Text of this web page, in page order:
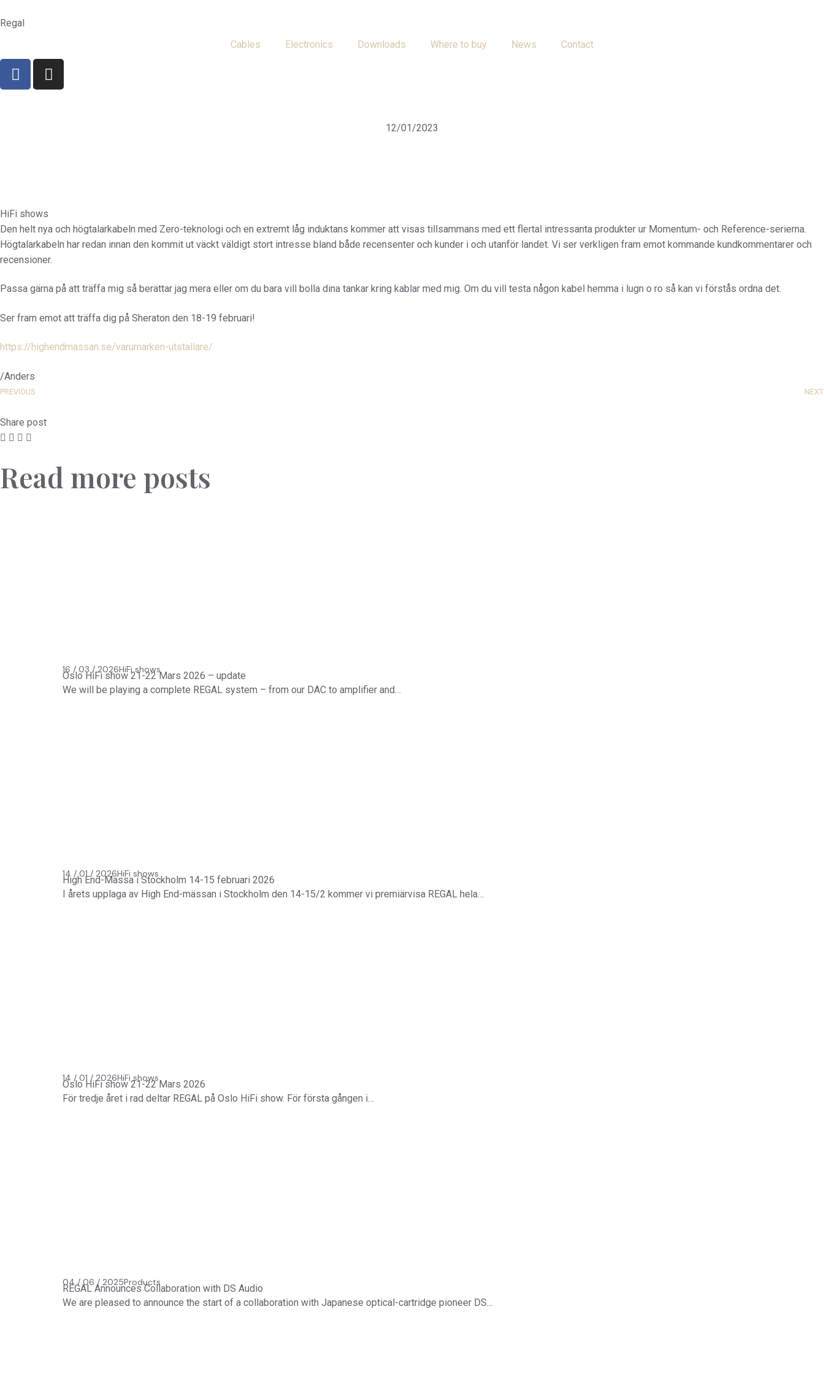
till
Regal
Cables
Electronics Downloads Where to buy News Contact
F
a
I
n
12/01/2023
HiFi shows
Den helt nya och högtalarkabeln med Zero-teknologi och en extremt låg induktans kommer att visas tillsammans med ett flertal intressanta produkter ur Momentum- och Reference-serierna.
Högtalarkabeln har redan innan den kommit ut väckt väldigt stort intresse bland både recensenter och kunder i och utanför landet. Vi ser verkligen fram emot kommande kundkommentarer och
recensioner.
Passa gärna på att träffa mig så berättar jag mera eller om du bara vill bolla dina tankar kring kablar med mig. Om du vill testa någon kabel hemma i lugn o ro så kan vi förstås ordna det.
Ser fram emot att träffa dig på Sheraton den 18-19 februari!
https://highendmassan.se/varumarken-utstallare/
/Anders
PREVIOUS NEXT
Share post
Read more posts
16 / 03 / 2026HiFi shows
Oslo HiFi show 21-22 Mars 2026 – update
We will be playing a complete REGAL system – from our DAC to amplifier and…
14 / 01 / 2026HiFi shows
High End-Mässa i Stockholm 14-15 februari 2026
I årets upplaga av High End-mässan i Stockholm den 14-15/2 kommer vi premiärvisa REGAL hela…
14 / 01 / 2026HiFi shows
Oslo HiFi show 21-22 Mars 2026
För tredje året i rad deltar REGAL på Oslo HiFi show. För första gången i…
04 / 06 / 2025Products
REGAL Announces Collaboration with DS Audio
We are pleased to announce the start of a collaboration with Japanese optical-cartridge pioneer DS…